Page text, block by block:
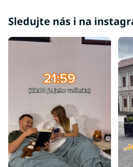
Sledujte nás i na